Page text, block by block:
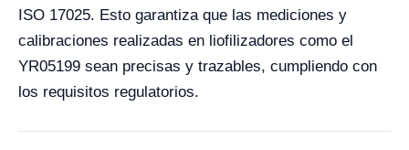
ISO 17025. Esto garantiza que las mediciones y
calibraciones realizadas en liofilizadores como el
YR05199 sean precisas y trazables, cumpliendo con
los requisitos regulatorios.